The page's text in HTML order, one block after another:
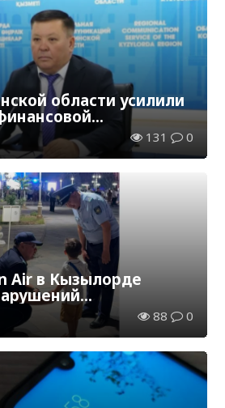
области усилили
131 0
Air в Кызылорде
порядка
88 0